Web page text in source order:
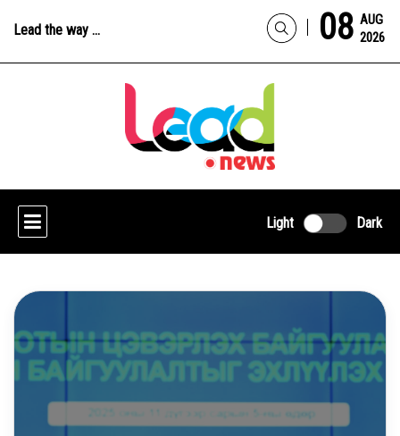
Lead the way ... 08 2026
AUG
Light Dark